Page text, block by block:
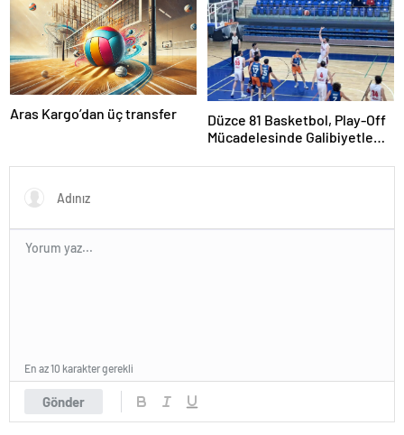
Aras Kargo’dan üç transfer
Düzce 81 Basketbol, Play-Off
Mücadelesinde Galibiyetle
Gönder
En az 10 karakter gerekli